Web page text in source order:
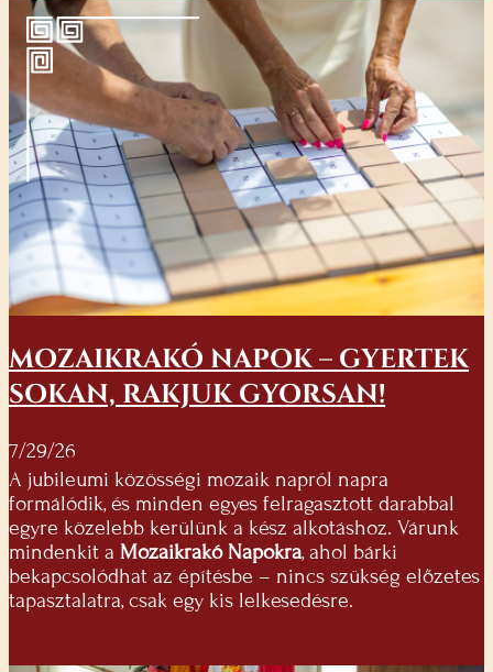
MOZAIKRAKÓ NAPOK – GYERTEK
SOKAN, RAKJUK GYORSAN!
7/29/26
A jubileumi közösségi mozaik napról napra
formálódik, és minden egyes felragasztott darabbal
egyre közelebb kerülünk a kész alkotáshoz. Várunk
mindenkit a Mozaikrakó Napokra, ahol bárki
bekapcsolódhat az építésbe – nincs szükség előzetes
tapasztalatra, csak egy kis lelkesedésre.